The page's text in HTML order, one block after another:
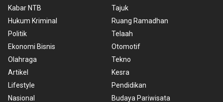
Kabar NTB
Hukum Kriminal
Politik
Ekonomi Bisnis
Olahraga
Artikel
Lifestyle
Nasional
Tajuk
Ruang Ramadhan
Telaah
Otomotif
Tekno
Kesra
Pendidikan
Budaya Pariwisata